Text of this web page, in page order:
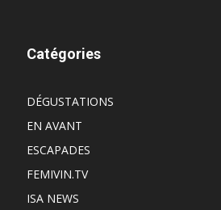
Catégories
DÉGUSTATIONS
EN AVANT
ESCAPADES
FEMIVIN.TV
ISA NEWS